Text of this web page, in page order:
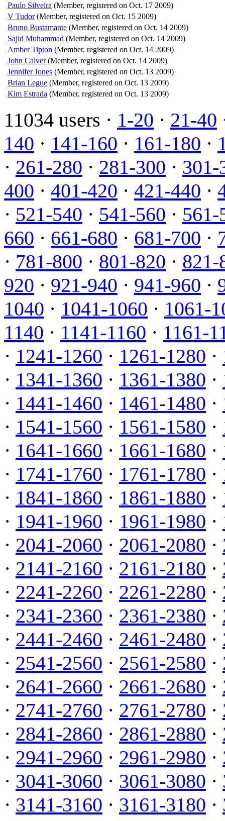
Paulo Silveira (Member, registered on Oct. 17 2009)
V Tudor (Member, registered on Oct. 15 2009)
Bruno Bustamante (Member, registered on Oct. 14 2009)
Sajid Muhammad (Member, registered on Oct. 14 2009)
Amber Tipton (Member, registered on Oct. 14 2009)
John Calver (Member, registered on Oct. 14 2009)
Jennifer Jones (Member, registered on Oct. 13 2009)
Brian Legue (Member, registered on Oct. 13 2009)
Kim Estrada (Member, registered on Oct. 13 2009)
11034 users · 1-20 · 21-40
140 · 141-160 · 161-180 ·
· 261-280 · 281-300 · 301-
400 · 401-420 · 421-440 ·
· 521-540 · 541-560 · 561-
660 · 661-680 · 681-700 ·
· 781-800 · 801-820 · 821-
920 · 921-940 · 941-960 ·
1040 · 1041-1060 · 1061-
1140 · 1141-1160 · 1161-
· 1241-1260 · 1261-1280 ·
· 1341-1360 · 1361-1380 ·
· 1441-1460 · 1461-1480 ·
· 1541-1560 · 1561-1580 ·
· 1641-1660 · 1661-1680 ·
· 1741-1760 · 1761-1780 ·
· 1841-1860 · 1861-1880 ·
· 1941-1960 · 1961-1980 ·
· 2041-2060 · 2061-2080 ·
· 2141-2160 · 2161-2180 ·
· 2241-2260 · 2261-2280 ·
· 2341-2360 · 2361-2380 ·
· 2441-2460 · 2461-2480 ·
· 2541-2560 · 2561-2580 ·
· 2641-2660 · 2661-2680 ·
· 2741-2760 · 2761-2780 ·
· 2841-2860 · 2861-2880 ·
· 2941-2960 · 2961-2980 ·
· 3041-3060 · 3061-3080 ·
· 3141-3160 · 3161-3180 ·